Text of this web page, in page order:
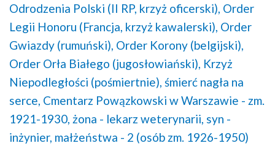
Odrodzenia Polski (II RP, krzyż oficerski), Order
Legii Honoru (Francja, krzyż kawalerski), Order
Gwiazdy (rumuński), Order Korony (belgijski),
Order Orła Białego (jugosłowiański), Krzyż
Niepodległości (pośmiertnie), śmierć nagła na
serce, Cmentarz Powązkowski w Warszawie - zm.
1921-1930, żona - lekarz weterynarii, syn -
inżynier, małżeństwa - 2 (osób zm. 1926-1950)